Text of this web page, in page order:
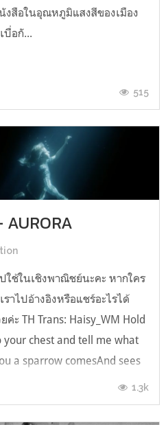
งสือในอุณหภูมิแสงสีของเมือง
บื่อกั...
515
ช้ในเชิงพาณิชย์นะคะ หากใคร
ราไปอ้างอิงหรือแชร์อะไรได้
ะ TH Trans: Haisy_WM Hold
your chest and tell me what
a sparrow comesAnd sees
ามือวางไว้บนอกของเธอ และ
อะไรนกกระจอกเทศเ...
1.3k